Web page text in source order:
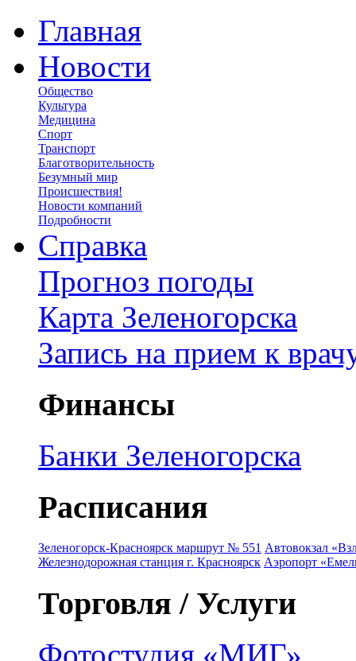
Главная
Новости
Общество
Культура
Медицина
Спорт
Транспорт
Благотворительность
Безумный мир
Происшествия!
Новости компаний
Подробности
Справка
Прогноз погоды
Карта Зеленогорска
Запись на прием к
Финансы
Банки Зеленогорска
Расписания
Зеленогорск-Красноярск маршрут № 551 Автовокзал
Железнодорожная станция г. Красноярск Аэропорт
Торговля / Услуги